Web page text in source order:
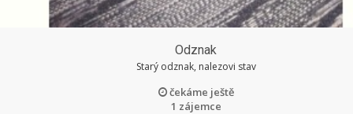
Odznak
Starý odznak, nalezovi stav
čekáme ještě
1 zájemce